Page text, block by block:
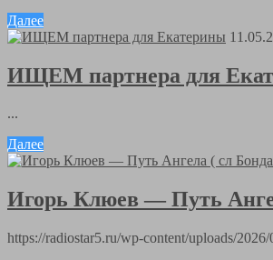
Далее
ИЩЕМ партнера для
...
Далее
Игорь Клюев — Путь
https://radiostar5.ru/wp-content/uploads/